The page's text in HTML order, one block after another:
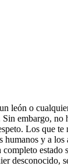
león o
embargo, no
Los que te
humanos y a
completo estado
desconocido,